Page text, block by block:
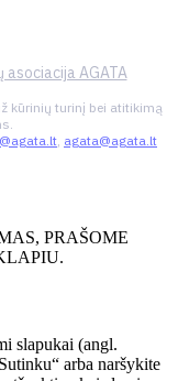
AGATA
kūrinių turinį bei atitikimą
, agata@agata.lt
PRAŠOME
slapukai (angl.
arba naršykite